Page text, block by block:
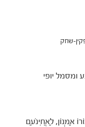
שחק
ומסמל יופי
אַמְנוֹן, לַאֲחִינֹעַם